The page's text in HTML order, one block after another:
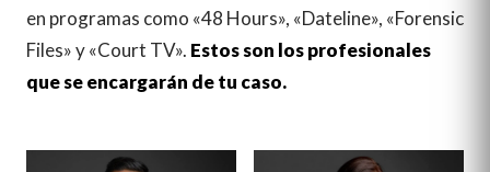
en programas como «48 Hours», «Dateline», «Forensic
Files» y «Court TV». Estos son los profesionales
que se encargarán de tu caso.